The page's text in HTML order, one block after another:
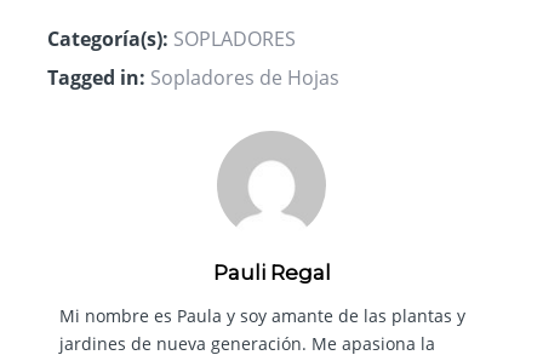
Categoría(s): SOPLADORES
Tagged in: Sopladores de Hojas
Pauli Regal
Mi nombre es Paula y soy amante de las plantas y
jardines de nueva generación. Me apasiona la